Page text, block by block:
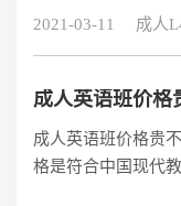
人老？你是否还是
心高昂的费用自己
人寻找全面又优质
2021-03-11 成人
成人英语班价格
成人英语班价格贵
格是符合中国现代